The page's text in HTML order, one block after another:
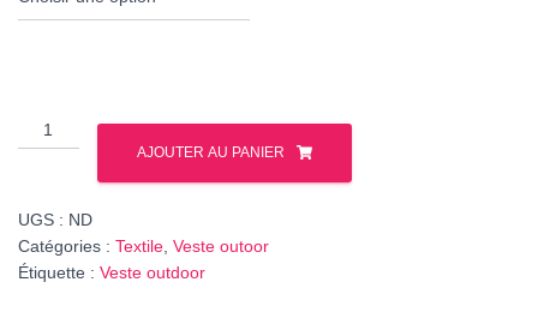
quantité
de
#10ans
–
KID
AJOUTER AU PANIER
UGS : ND
Catégories : Textile Veste outoor
Étiquette : Veste outdoor